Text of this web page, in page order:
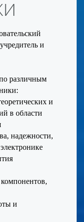
и
различным
и
в области
надежности,
и